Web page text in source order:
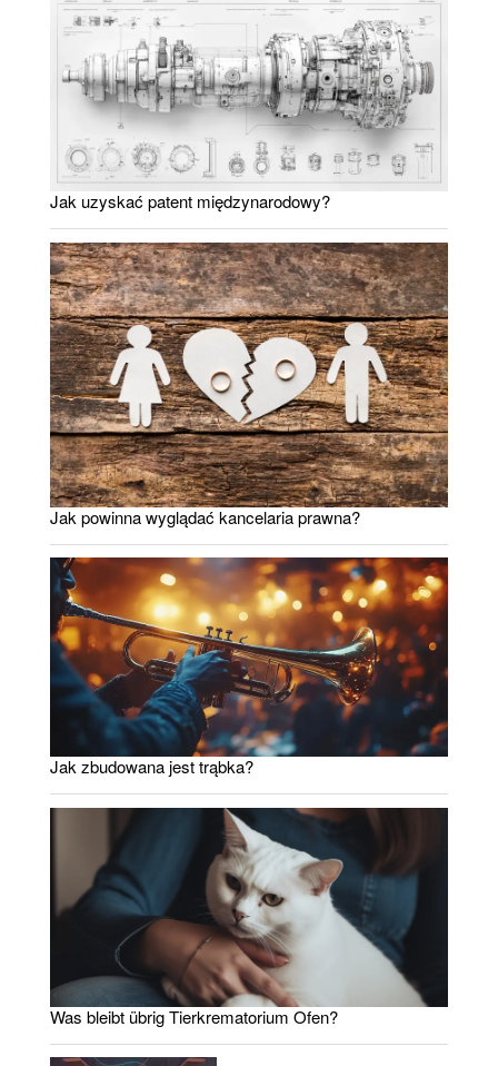
Jak uzyskać patent międzynarodowy?
Jak powinna wyglądać kancelaria prawna?
Jak zbudowana jest trąbka?
Was bleibt übrig Tierkrematorium Ofen?